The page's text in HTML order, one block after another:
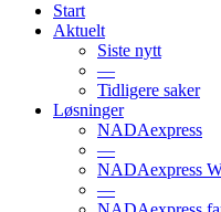
Start
Aktuelt
Siste nytt
—
Tidligere saker
Løsninger
NADAexpress
—
NADAexpress
—